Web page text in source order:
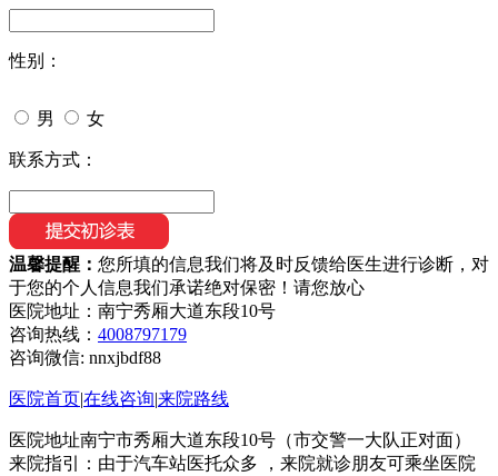
性别：
男 女
联系方式：
温馨提醒： 您所填的信息我们将及时反馈给医生进行诊断，对
于您的个人信息我们承诺绝对保密！请您放心
医院地址：南宁秀厢大道东段10号
咨询热线： 4008797179
咨询微信: nnxjbdf88
医院首页|在线咨询|来院路线
医院地址南宁市秀厢大道东段10号（市交警一大队正对面）
来院指引：由于汽车站医托众多 ，来院就诊朋友可乘坐医院